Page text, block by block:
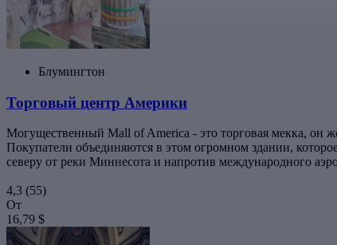
Блумингтон
Торговый центр Америки
Могущественный Mall of America - это торговая мекка,
Покупатели объединяются в этом огромном здании,
северу от реки Миннесота и напротив международного
4,3 (55)
От
16,79 $